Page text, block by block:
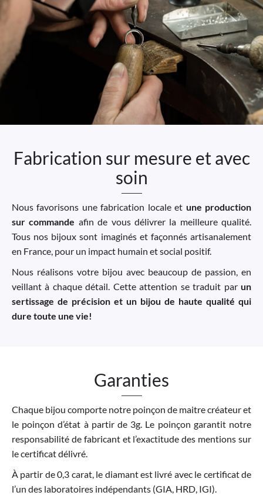
Fabrication sur mesure et avec
soin
Nous favorisons une fabrication locale et une production
sur commande afin de vous délivrer la meilleure qualité.
Tous nos bijoux sont imaginés et façonnés artisanalement
en France, pour un impact humain et social positif.
Nous réalisons votre bijou avec beaucoup de passion, en
veillant à chaque détail. Cette attention se traduit par un
sertissage de précision et un bijou de haute qualité qui
dure toute une vie!
Garanties
Chaque bijou comporte notre poinçon de maitre créateur et
le poinçon d’état à partir de 3g. Le poinçon garantit notre
responsabilité de fabricant et l’exactitude des mentions sur
le certificat délivré.
À partir de 0,3 carat, le diamant est livré avec le certificat de
l’un des laboratoires indépendants (GIA, HRD, IGI).